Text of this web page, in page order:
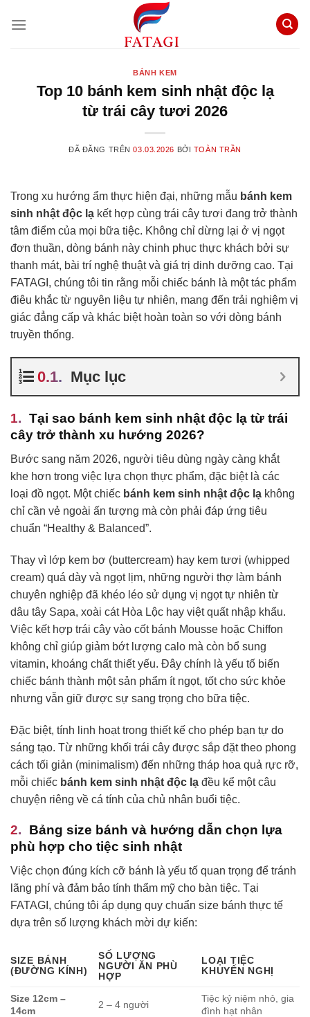
đến
BÁNH KEM
Top 10 bánh kem sinh nhật độc lạ
từ trái cây tươi 2026
ĐÃ ĐĂNG TRÊN03.03.2026 BỞI TOÀN TRẦN
Trong xu hướng ẩm thực hiện đại, những mẫu bánh kem
sinh nhật độc lạ kết hợp cùng trái cây tươi đang trở thành
tâm điểm của mọi bữa tiệc. Không chỉ dừng lại ở vị ngọt
đơn thuần, dòng bánh này chinh phục thực khách bởi sự
thanh mát, bài trí nghệ thuật và giá trị dinh dưỡng cao. Tại
FATAGI, chúng tôi tin rằng mỗi chiếc bánh là một tác phẩm
điêu khắc từ nguyên liệu tự nhiên, mang đến trải nghiệm vị
giác đẳng cấp và khác biệt hoàn toàn so với dòng bánh
truyền thống.
Mục lục
Tại sao bánh kem sinh nhật độc lạ từ trái
cây trở thành xu hướng 2026?
Bước sang năm 2026, người tiêu dùng ngày càng khắt
khe hơn trong việc lựa chọn thực phẩm, đặc biệt là các
loại đồ ngọt. Một chiếc bánh kem sinh nhật độc lạ không
chỉ cần vẻ ngoài ấn tượng mà còn phải đáp ứng tiêu
chuẩn “Healthy & Balanced”.
Thay vì lớp kem bơ (buttercream) hay kem tươi (whipped
cream) quá dày và ngọt lịm, những người thợ làm bánh
chuyên nghiệp đã khéo léo sử dụng vị ngọt tự nhiên từ
dâu tây Sapa, xoài cát Hòa Lộc hay việt quất nhập khẩu.
Việc kết hợp trái cây vào cốt bánh Mousse hoặc Chiffon
không chỉ giúp giảm bớt lượng calo mà còn bổ sung
vitamin, khoáng chất thiết yếu. Đây chính là yếu tố biến
chiếc bánh thành một sản phẩm ít ngọt, tốt cho sức khỏe
nhưng vẫn giữ được sự sang trọng cho bữa tiệc.
Đặc biệt, tính linh hoạt trong thiết kế cho phép bạn tự do
sáng tạo. Từ những khối trái cây được sắp đặt theo phong
cách tối giản (minimalism) đến những tháp hoa quả rực rỡ,
mỗi chiếc bánh kem sinh nhật độc lạ đều kể một câu
chuyện riêng về cá tính của chủ nhân buổi tiệc.
Bảng size bánh và hướng dẫn chọn lựa
phù hợp cho tiệc sinh nhật
Việc chọn đúng kích cỡ bánh là yếu tố quan trọng để tránh
lãng phí và đảm bảo tính thẩm mỹ cho bàn tiệc. Tại
FATAGI, chúng tôi áp dụng quy chuẩn size bánh thực tế
dựa trên số lượng khách mời dự kiến:
SIZE BÁNH
(ĐƯỜNG KÍNH)
SỐ LƯỢNG
NGƯỜI ĂN PHÙ
HỢP
LOẠI TIỆC
KHUYẾN NGHỊ
Size 12cm –
14cm
2 – 4 người
Tiệc kỷ niệm nhỏ, gia
đình hạt nhân